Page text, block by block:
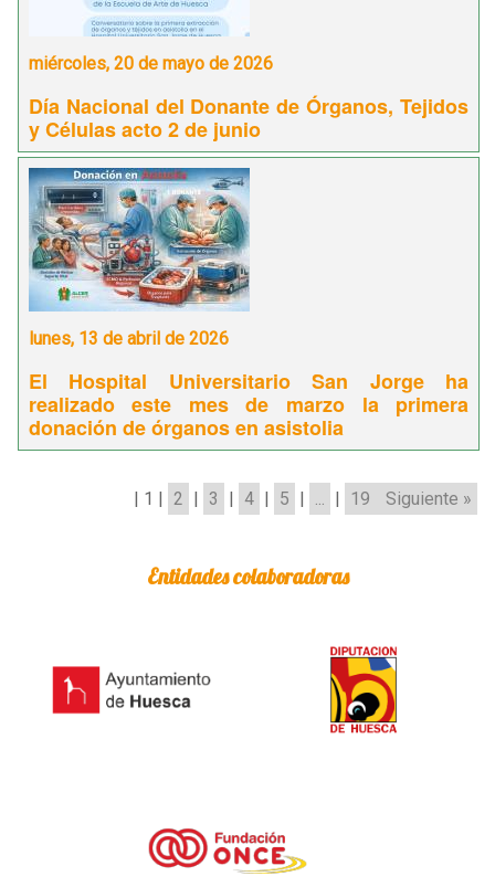
miércoles, 20 de mayo de 2026
Día Nacional del Donante de Órganos, Tejidos
y Células acto 2 de junio
lunes, 13 de abril de 2026
El Hospital Universitario San Jorge ha
realizado este mes de marzo la primera
donación de órganos en asistolia
1 2 3 4 5 ... 19 Siguiente »
Entidades colaboradoras